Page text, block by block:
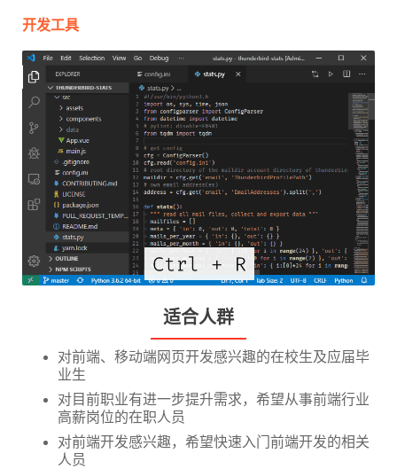
开发工具
适合人群
对前端、移动端网页开发感兴趣的在校生及应届毕
业生
对目前职业有进一步提升需求，希望从事前端行业
高薪岗位的在职人员
对前端开发感兴趣，希望快速入门前端开发的相关
人员